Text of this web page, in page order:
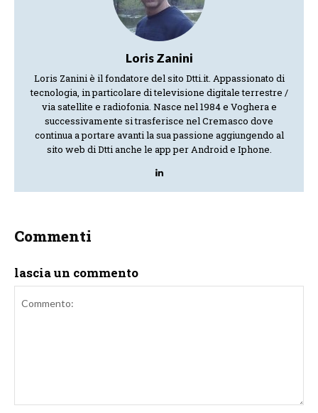
Loris Zanini
Loris Zanini è il fondatore del sito Dtti.it. Appassionato di
tecnologia, in particolare di televisione digitale terrestre /
via satellite e radiofonia. Nasce nel 1984 e Voghera e
successivamente si trasferisce nel Cremasco dove
continua a portare avanti la sua passione aggiungendo al
sito web di Dtti anche le app per Android e Iphone.
Commenti
lascia un commento